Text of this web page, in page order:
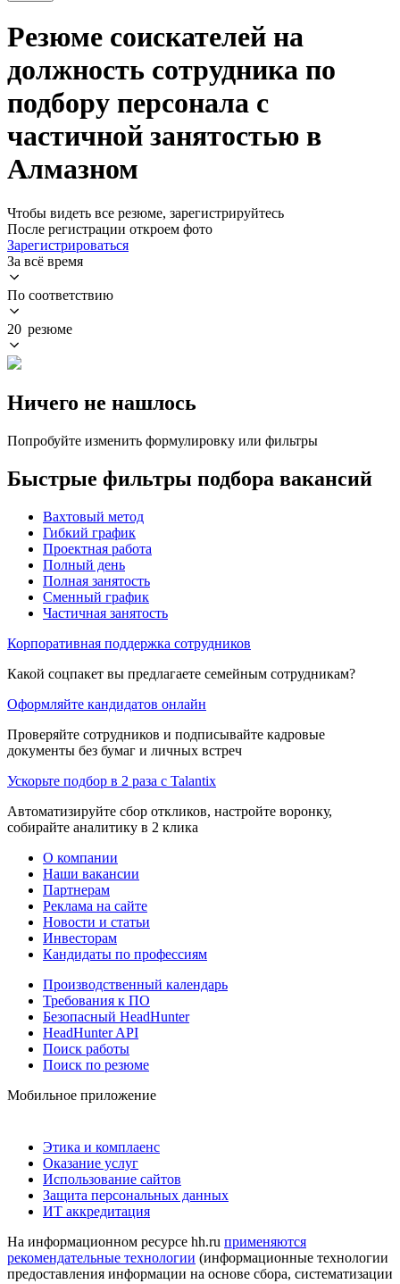
Резюме соискателей на
должность сотрудника по
подбору персонала с
частичной занятостью в
Алмазном
Чтобы видеть все резюме, зарегистрируйтесь
После регистрации откроем фото
Зарегистрироваться
За всё время
По соответствию
20 резюме
Ничего не нашлось
Попробуйте изменить формулировку или фильтры
Быстрые фильтры подбора вакансий
Вахтовый метод
Гибкий график
Проектная работа
Полный день
Полная занятость
Сменный график
Частичная занятость
Корпоративная поддержка сотрудников
Какой соцпакет вы предлагаете семейным сотрудникам?
Оформляйте кандидатов онлайн
Проверяйте сотрудников и подписывайте кадровые
документы без бумаг и личных встреч
Ускорьте подбор в 2 раза с Talantix
Автоматизируйте сбор откликов, настройте воронку,
собирайте аналитику в 2 клика
О компании
Наши вакансии
Партнерам
Реклама на сайте
Новости и статьи
Инвесторам
Кандидаты по профессиям
Производственный календарь
Требования к ПО
Безопасный HeadHunter
HeadHunter API
Поиск работы
Поиск по резюме
Мобильное приложение
Этика и комплаенс
Оказание услуг
Использование сайтов
Защита персональных данных
ИТ аккредитация
На информационном ресурсе hh.ru применяются
рекомендательные технологии (информационные технологии
предоставления информации на основе сбора, систематизации